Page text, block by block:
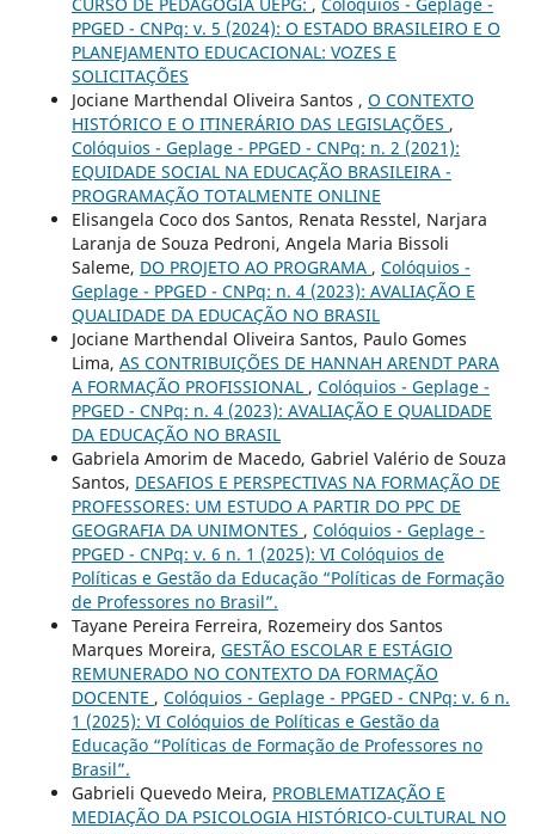
PPGED - CNPq: v. 5 (2024): O ESTADO BRASILEIRO E O
PLANEJAMENTO EDUCACIONAL: VOZES E
SOLICITAÇÕES
Jociane Marthendal Oliveira Santos , O CONTEXTO
HISTÓRICO E O ITINERÁRIO DAS LEGISLAÇÕES ,
Colóquios - Geplage - PPGED - CNPq: n. 2 (2021):
EQUIDADE SOCIAL NA EDUCAÇÃO BRASILEIRA -
PROGRAMAÇÃO TOTALMENTE ONLINE
Elisangela Coco dos Santos, Renata Resstel, Narjara
Laranja de Souza Pedroni, Angela Maria Bissoli
Saleme, DO PROJETO AO PROGRAMA , Colóquios -
Geplage - PPGED - CNPq: n. 4 (2023): AVALIAÇÃO E
QUALIDADE DA EDUCAÇÃO NO BRASIL
Jociane Marthendal Oliveira Santos, Paulo Gomes
Lima, AS CONTRIBUIÇÕES DE HANNAH ARENDT PARA
A FORMAÇÃO PROFISSIONAL , Colóquios - Geplage -
PPGED - CNPq: n. 4 (2023): AVALIAÇÃO E QUALIDADE
DA EDUCAÇÃO NO BRASIL
Gabriela Amorim de Macedo, Gabriel Valério de Souza
Santos, DESAFIOS E PERSPECTIVAS NA FORMAÇÃO DE
PROFESSORES: UM ESTUDO A PARTIR DO PPC DE
GEOGRAFIA DA UNIMONTES , Colóquios - Geplage -
PPGED - CNPq: v. 6 n. 1 (2025): VI Colóquios de
Políticas e Gestão da Educação “Políticas de Formação
de Professores no Brasil”.
Tayane Pereira Ferreira, Rozemeiry dos Santos
Marques Moreira, GESTÃO ESCOLAR E ESTÁGIO
REMUNERADO NO CONTEXTO DA FORMAÇÃO
DOCENTE , Colóquios - Geplage - PPGED - CNPq: v. 6 n.
1 (2025): VI Colóquios de Políticas e Gestão da
Educação “Políticas de Formação de Professores no
Brasil”.
Gabrieli Quevedo Meira, PROBLEMATIZAÇÃO E
MEDIAÇÃO DA PSICOLOGIA HISTÓRICO-CULTURAL NO